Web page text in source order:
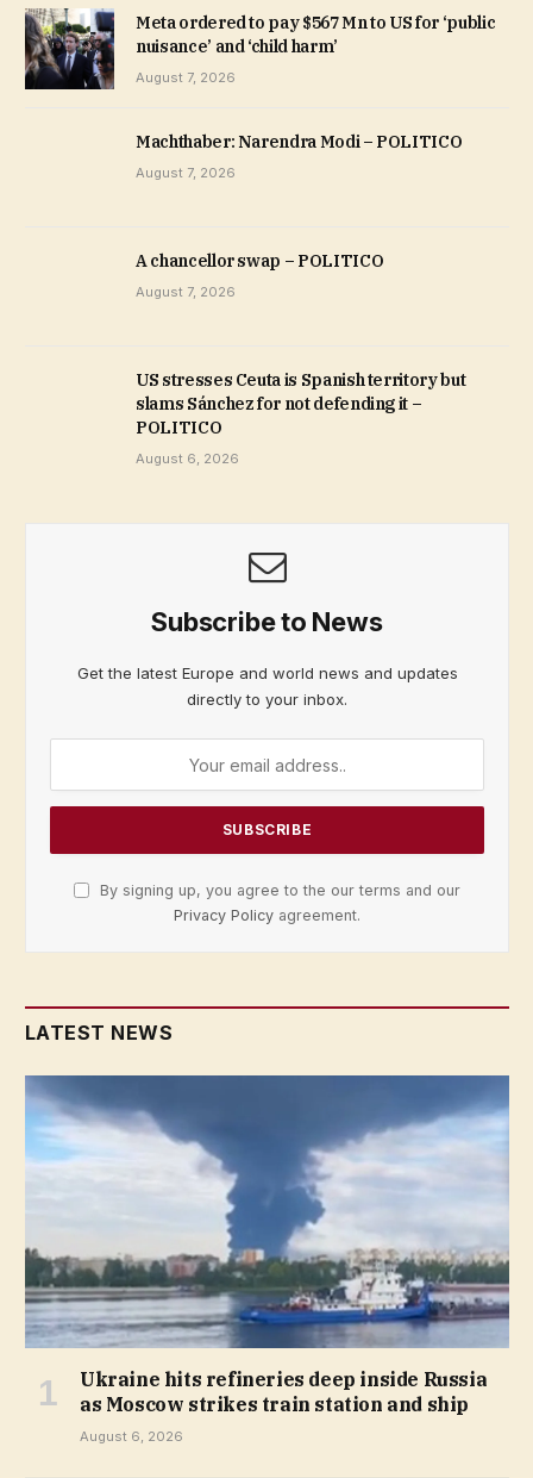
Meta ordered to pay $567 Mn to US for ‘public
nuisance’ and ‘child harm’
August 7, 2026
Machthaber: Narendra Modi – POLITICO
August 7, 2026
A chancellor swap – POLITICO
August 7, 2026
US stresses Ceuta is Spanish territory but
slams Sánchez for not defending it –
POLITICO
August 6, 2026
Subscribe to News
Get the latest Europe and world news and updates
directly to your inbox.
By signing up, you agree to the our terms and our
Privacy Policy agreement.
LATEST NEWS
Ukraine hits refineries deep inside Russia
as Moscow strikes train station and ship
August 6, 2026